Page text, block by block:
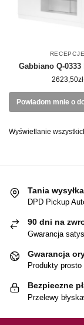
RECEPCJE
Gabbiano Q-0333
2623,50zł
Powiadom mnie o
Wyświetlanie
Tania wysyłka
DPD Pickup
90 dni na
Gwarancja
Gwarancja
Produkty prosto
Bezpieczne
Przelewy